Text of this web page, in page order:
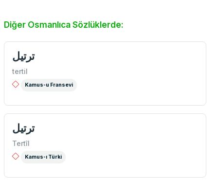
Diğer Osmanlıca Sözlüklerde:
ترتیل
tertil
Kamus-u Fransevi
ترتیل
Tertîl
Kamus-ı Türki